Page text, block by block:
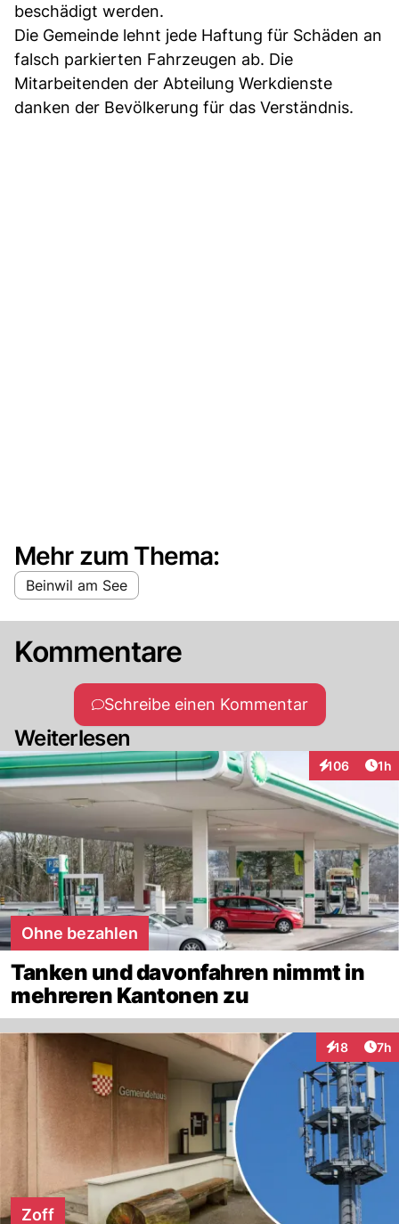
beschädigt werden.
Die Gemeinde lehnt jede Haftung für Schäden an
falsch parkierten Fahrzeugen ab. Die
Mitarbeitenden der Abteilung Werkdienste
danken der Bevölkerung für das Verständnis.
Mehr zum Thema:
Beinwil am See
Kommentare
Schreibe einen Kommentar
Weiterlesen
106
Interaktionen
1h
Ohne bezahlen
Tanken und davonfahren nimmt in
mehreren Kantonen zu
18 7h
Zoff